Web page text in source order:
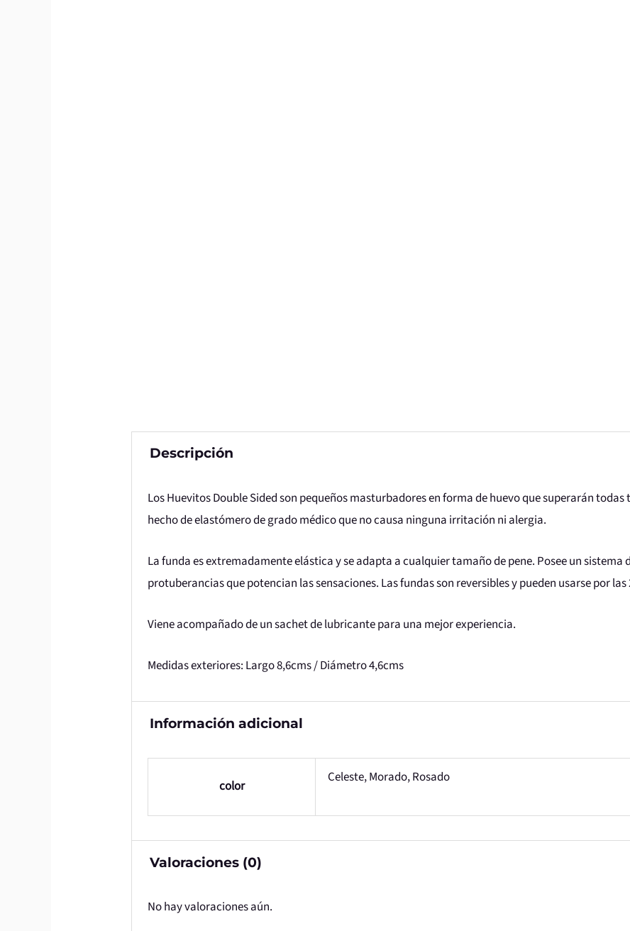
Descripción
Los Huevitos Double Sided son pequeños masturbadores en forma de huevo que superarán
hecho de elastómero de grado médico que no causa ninguna irritación ni alergia.
La funda es extremadamente elástica y se adapta a cualquier tamaño de pene. Posee un sistema
protuberancias que potencian las sensaciones. Las fundas son reversibles y pueden usarse por las
Viene acompañado de un sachet de lubricante para una mejor experiencia.
Medidas exteriores: Largo 8,6cms / Diámetro 4,6cms
Información adicional
color
Celeste, Morado, Rosado
Valoraciones (0)
No hay valoraciones aún.